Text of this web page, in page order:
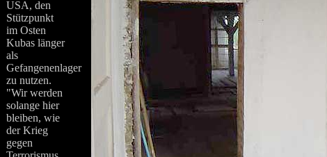
USA, den
Stützpunkt
im Osten
Kubas länger
als
Gefangenenlager
zu nutzen.
"Wir werden
solange hier
bleiben, wie
der Krieg
gegen